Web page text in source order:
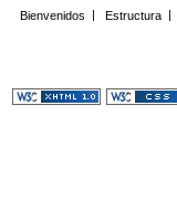
Bienvenidos Estructura